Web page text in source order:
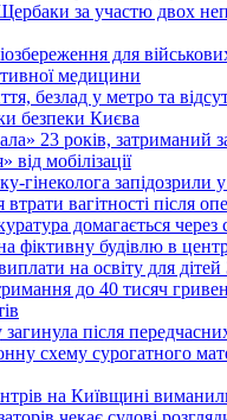
за участю двох
для
медицини
безлад у метро та
безпеки Києва
23 років, затриманий
від мобілізації
гінеколога запідозрили у
втрати вагітності після
домагається
фіктивну будівлю в
на освіту для
до 40 тисяч
після
схему сурогатного
на Київщині